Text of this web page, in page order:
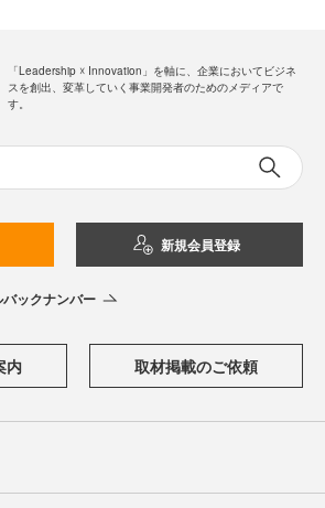
「Leadership ☓ Innovation」を軸に、企業においてビジネ
スを創出、変革していく事業開発者のためのメディアで
す。
新規会員登録
バックナンバー
内 取材掲載のご依頼